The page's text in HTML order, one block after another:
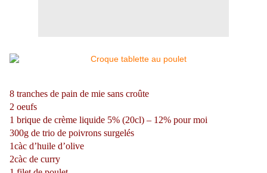
8 tranches de pain de mie sans croûte
2 oeufs
1 brique de crème liquide 5% (20cl) – 12% pour moi
300g de trio de poivrons surgelés
1càc d’huile d’olive
2càc de curry